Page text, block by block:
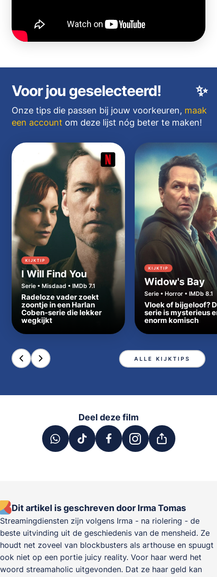
✨
Voor jou geselecteerd!
Onze tips die passen bij jouw voorkeuren, maak
een account om deze lijst nóg beter te maken!
KIJKTIP
I Will Find You
Serie • Misdaad • IMDb 7.1
Radeloze vader zoekt
zoontje in een Harlan
Coben-serie die lekker
wegkijkt
KIJKTIP
Widow's Bay
Serie • Horror • IMDb 8.1
Vloek of bijgeloof?
serie is mysterieus
enorm komisch
ALLE KIJKTIPS
Deel deze film
Dit artikel is geschreven door Irma Tomas
Streamingdiensten zijn volgens Irma - na riolering - de
beste uitvinding uit de geschiedenis van de mensheid. Ze
houdt net zoveel van blockbusters als arthouse en spuugt
ook niet op een portie juicy reality. Voor haar werd het
woord streamaholic uitgevonden. Dat ze haar geld kan